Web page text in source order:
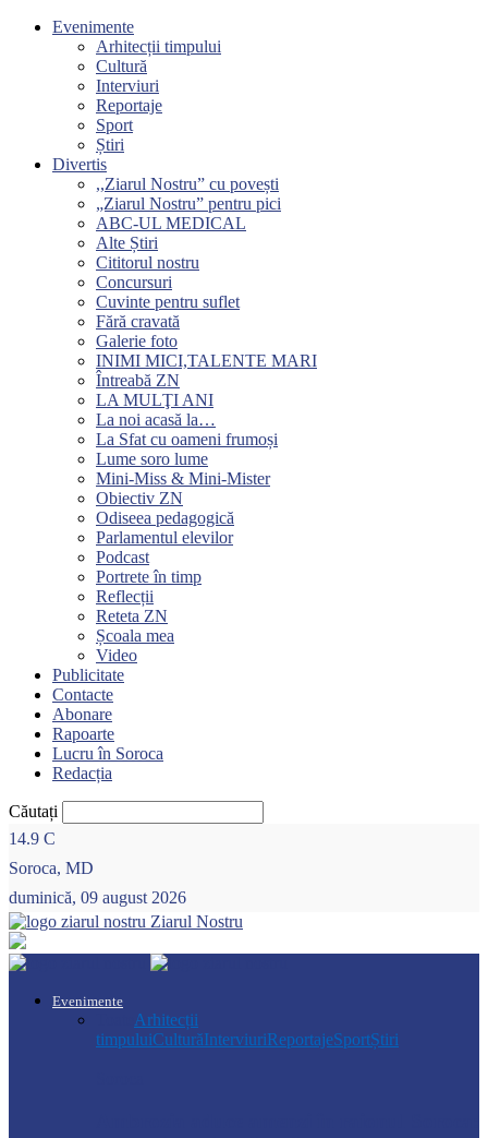
Evenimente
Arhitecții timpului
Cultură
Interviuri
Reportaje
Sport
Știri
Divertis
,,Ziarul Nostru” cu povești
„Ziarul Nostru” pentru pici
ABC-UL MEDICAL
Alte Știri
Cititorul nostru
Concursuri
Cuvinte pentru suflet
Fără cravată
Galerie foto
INIMI MICI,TALENTE MARI
Întreabă ZN
LA MULŢI ANI
La noi acasă la…
La Sfat cu oameni frumoși
Lume soro lume
Mini-Miss & Mini-Mister
Obiectiv ZN
Odiseea pedagogică
Parlamentul elevilor
Podcast
Portrete în timp
Reflecții
Reteta ZN
Școala mea
Video
Publicitate
Contacte
Abonare
Rapoarte
Lucru în Soroca
Redacția
Căutați
14.9 C
Soroca, MD
duminică, 09 august 2026
Ziarul Nostru
Evenimente
Arhitecții
timpuluiCulturăInterviuriReportajeSportȘtiri